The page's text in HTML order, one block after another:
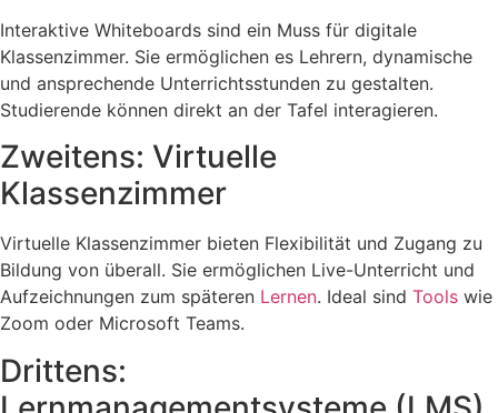
Interaktive Whiteboards sind ein Muss für digitale
Klassenzimmer. Sie ermöglichen es Lehrern, dynamische
und ansprechende Unterrichtsstunden zu gestalten.
Studierende können direkt an der Tafel interagieren.
Zweitens: Virtuelle
Klassenzimmer
Virtuelle Klassenzimmer bieten Flexibilität und Zugang zu
Bildung von überall. Sie ermöglichen Live-Unterricht und
Aufzeichnungen zum späteren Lernen. Ideal sind Tools wie
Zoom oder Microsoft Teams.
Drittens: